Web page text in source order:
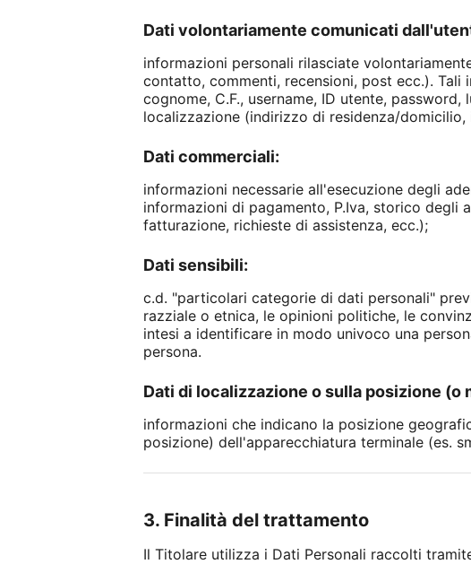
Dati volontariamente comunicati
informazioni personali rilasciate
contatto, commenti, recensioni, post ecc.).
cognome, C.F., username, ID utente,
localizzazione (indirizzo di residenza/
Dati commerciali:
informazioni necessarie all'esecuzione degli
informazioni di pagamento, P.Iva, storico
fatturazione, richieste di assistenza, ecc.);
Dati sensibili:
c.d. "particolari categorie di dati personali"
razziale o etnica, le opinioni politiche, le
intesi a identificare in modo univoco una
persona.
Dati di localizzazione o sulla posizione (o
informazioni che indicano la posizione
posizione) dell'apparecchiatura terminale (es.
3. Finalità del trattamento
Il Titolare utilizza i Dati Personali raccolti